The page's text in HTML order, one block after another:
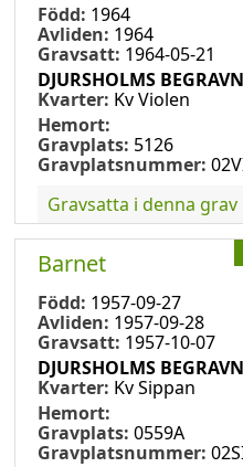
Född: 1964
Avliden: 1964
Gravsatt: 1964-05-21
DJURSHOLMS
Kvarter: Kv Violen
Hemort:
Gravplats: 5126
Gravplatsnummer:
Gravsatta i denna grav
Barnet
Född: 1957-09-27
Avliden: 1957-09-28
Gravsatt: 1957-10-07
DJURSHOLMS
Kvarter: Kv Sippan
Hemort:
Gravplats: 0559A
Gravplatsnummer: